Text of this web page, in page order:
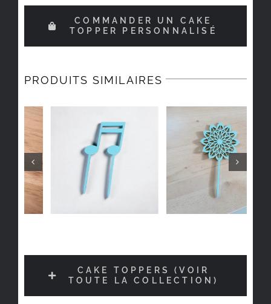
COMMANDER UN CAKE
TOPPER PERSONNALISÉ
PRODUITS SIMILAIRES
CAKE TOPPERS (VOIR
TOUTE LA COLLECTION)